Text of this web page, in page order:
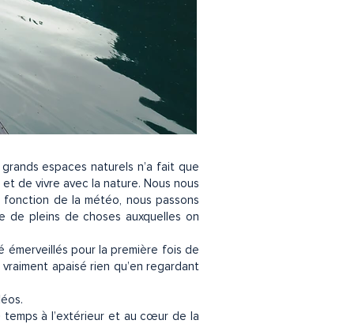
espaces naturels n’a fait que
de vivre avec la nature. Nous nous
de la météo, nous passons
de pleins de choses auxquelles on
émerveillés pour la première fois de
apaisé rien qu’en regardant
à l’extérieur et au cœur de la